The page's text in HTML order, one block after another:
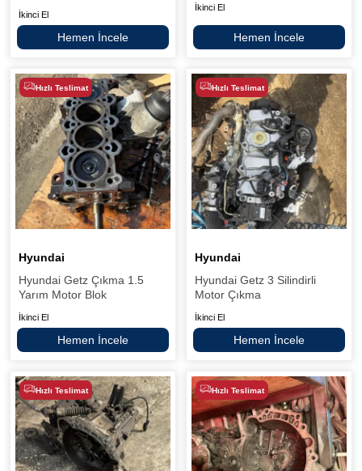
İkinci El
Hemen İncele
İkinci El
Hemen İncele
Hızlı Teslimat
Hyundai
Hyundai Getz Çıkma 1.5
Yarım Motor Blok
İkinci El
Hemen İncele
Hızlı Teslimat
Hyundai
Hyundai Getz 3 Silindirli
Motor Çıkma
İkinci El
Hemen İncele
Hızlı Teslimat Hızlı Teslimat